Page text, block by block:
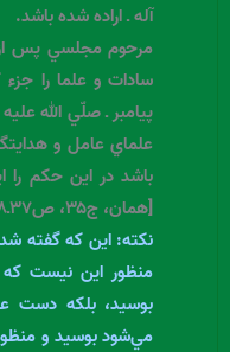
آله ـ اراده شده باشد.
مرحوم مجلسي پس از
سادات و علما را
پيامبر ـ صلّي الله
علماي عامل و
باشد در اين حكم را
[همان، ج۳۵، ص۳۷ـ۳۸، و ذيل آن]
نكته: اين كه گفته
منظور اين نيست
بوسيد، بلكه دست
مي‌شود بوسيد و